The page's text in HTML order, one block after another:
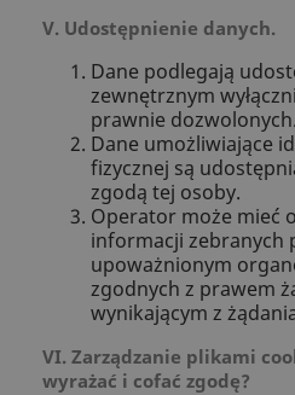
V. Udostępnienie danych.
Dane podlegają
zewnętrznym
prawnie dozwolonych.
Dane umożliwiające
fizycznej są
zgodą tej osoby.
Operator może mieć
informacji zebranych
upoważnionym
zgodnych z prawem
wynikającym z
VI. Zarządzanie plikami
wyrażać i cofać zgodę?